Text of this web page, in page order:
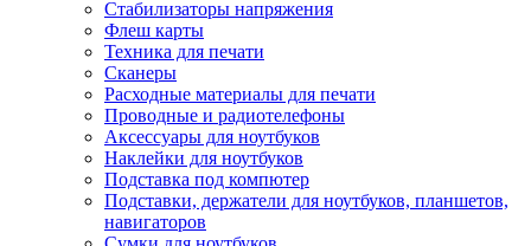
Стабилизаторы напряжения
Флеш карты
Техника для печати
Сканеры
Расходные материалы для печати
Проводные и радиотелефоны
Аксессуары для ноутбуков
Наклейки для ноутбуков
Подставка под компютер
Подставки, держатели для ноутбуков, планшетов,
навигаторов